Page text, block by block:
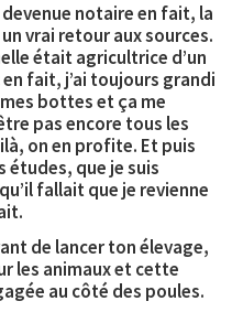
notaire en fait, la
vrai retour aux sources.
était agricultrice d’un
fait, j’ai toujours grandi
bottes et ça me
pas encore tous les
on en profite. Et puis
études, que je suis
fallait que je revienne
de lancer ton élevage,
les animaux et cette
au côté des poules.